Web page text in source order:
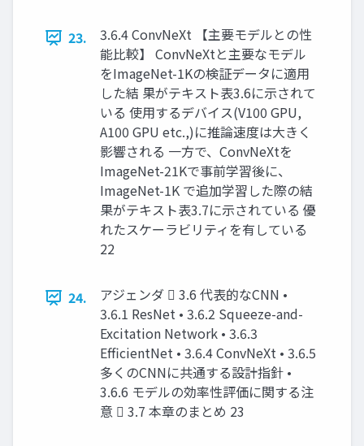
23.
3.6.4 ConvNeXt 【主要モデルとの性
能比較】 ConvNeXtと主要なモデル
をImageNet-1Kの検証データに適用
した結 果がテキスト表3.6に示されて
いる 使用するデバイス(V100 GPU,
A100 GPU etc.,)に推論速度は大きく
影響される 一方で、ConvNeXtを
ImageNet-21Kで事前学習後に、
ImageNet-1K で追加学習した際の結
果がテキスト表3.7に示されている 優
れたスケーラビリティを有している
22
24.
アジェンダ  3.6 代表的なCNN •
3.6.1 ResNet • 3.6.2 Squeeze-and-
Excitation Network • 3.6.3
EfficientNet • 3.6.4 ConvNeXt • 3.6.5
多くのCNNに共通する設計指針 •
3.6.6 モデルの効率性評価に関する注
意  3.7 本章のまとめ 23